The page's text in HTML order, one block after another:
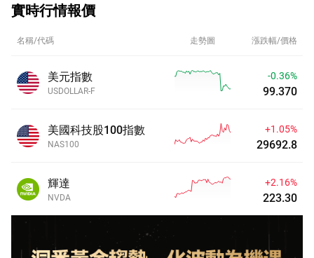
實時行情報價
名稱/代碼 走勢圖 漲跌幅/價格
美元指數
USDOLLAR-F
-0.36%
99.370
美國科技股100指數
NAS100
+1.05%
29692.8
輝達
NVDA
+2.16%
223.30